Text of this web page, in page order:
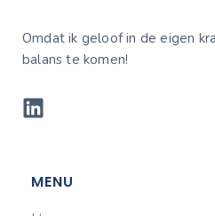
Omdat ik geloof in de eigen
balans te komen!
MENU